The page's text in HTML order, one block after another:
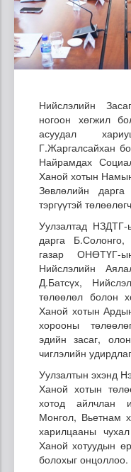
Нийслэлийн
ногоон хөгжил
асуудал
Г.Жаргалсайхан
Найрамдах
Ханой хотын
Зөвлөлийн
тэргүүтэй
Уулзалтад
дарга Б.Солонго,
газар ОНӨТҮГ-
Нийслэлийн
Д.Батсүх,
төлөөлөл болон
Ханой хотын
хорооны
эдийн засаг,
чиглэлийн
Уулзалтын эхэнд
Ханой хотын
хотод айлчлан
Монгол, Вьетнам
харилцааны
Ханой хотуудын
болохыг онцоллоо.